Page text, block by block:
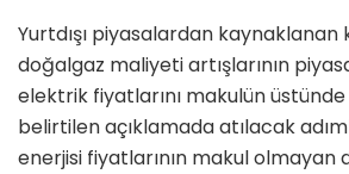
Yurtdışı piyasalardan kaynaklanan
doğalgaz maliyeti artışlarının
elektrik fiyatlarını makulün
belirtilen açıklamada atılacak
enerjisi fiyatlarının makul olmayan